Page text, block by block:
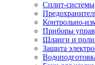
Сплит-системы
Контрольно-
Приборы
Шланги и
Защита